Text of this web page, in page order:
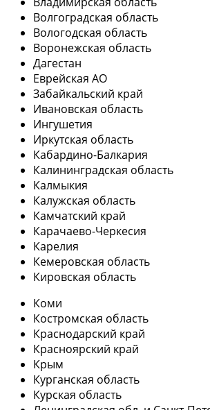
Волгоградская область
Вологодская область
Воронежская область
Дагестан
Еврейская АО
Забайкальский край
Ивановская область
Ингушетия
Иркутская область
Кабардино-Балкария
Калининградская область
Калмыкия
Калужская область
Камчатский край
Карачаево-Черкесия
Карелия
Кемеровская область
Кировская область
Коми
Костромская область
Краснодарский край
Красноярский край
Крым
Курганская область
Курская область